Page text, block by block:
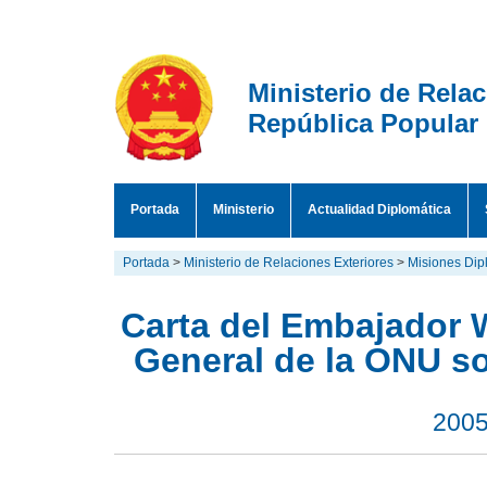
Ministerio de
República Popular
Portada Ministerio Actualidad Diplomática
Portada > Ministerio de Relaciones Exteriores > Misiones
Carta del Embajador
General de la ONU